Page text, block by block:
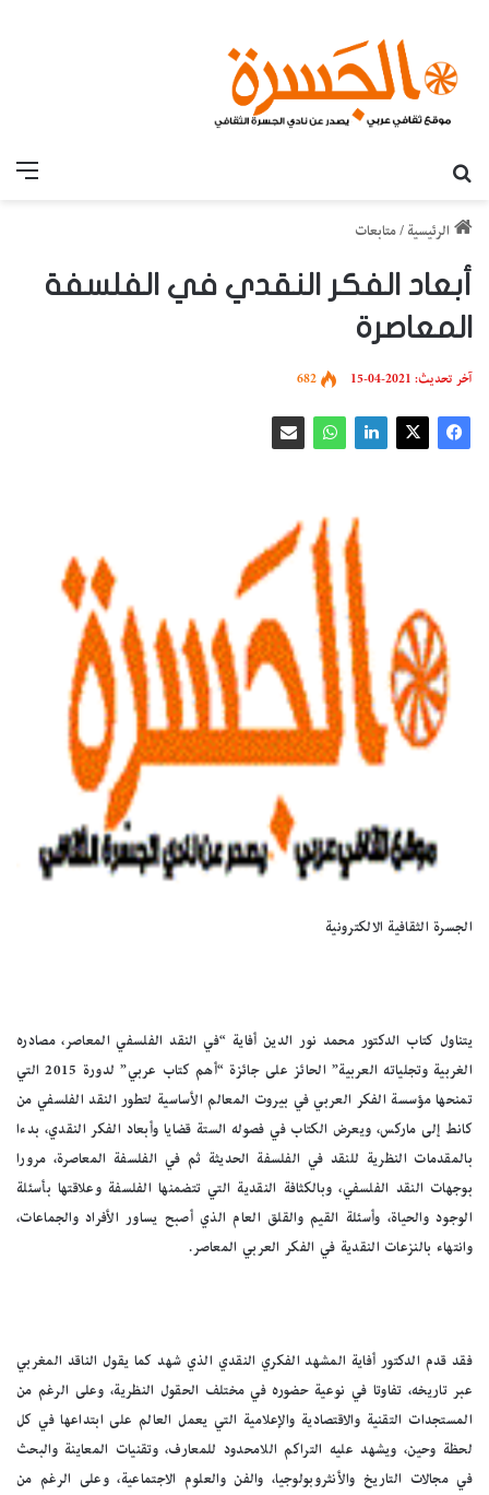
الرئيسية /متابعات
أبعاد الفكر النقدي في الفلسفة
المعاصرة
آخر تحديث: 2021-04-15 682
الجسرة الثقافية الالكترونية
يتناول كتاب الدكتور محمد نور الدين أفاية “في النقد الفلسفي المعاصر، مصادره
الغربية وتجلياته العربية” الحائز على جائزة “أهم كتاب عربي” لدورة 2015 التي
تمنحها مؤسسة الفكر العربي في بيروت المعالم الأساسية لتطور النقد الفلسفي من
كانط إلى ماركس، ويعرض الكتاب في فصوله الستة قضايا وأبعاد الفكر النقدي، بدءا
بالمقدمات النظرية للنقد في الفلسفة الحديثة ثم في الفلسفة المعاصرة، مرورا
بوجهات النقد الفلسفي، وبالكثافة النقدية التي تتضمنها الفلسفة وعلاقتها بأسئلة
الوجود والحياة، وأسئلة القيم والقلق العام الذي أصبح يساور الأفراد والجماعات،
وانتهاء بالنزعات النقدية في الفكر العربي المعاصر.
فقد قدم الدكتور أفاية المشهد الفكري النقدي الذي شهد كما يقول الناقد المغربي
عبر تاريخه، تفاوتا في نوعية حضوره في مختلف الحقول النظرية، وعلى الرغم من
المستجدات التقنية والاقتصادية والإعلامية التي يعمل العالم على ابتداعها في كل
لحظة وحين، ويشهد عليه التراكم اللامحدود للمعارف، وتقنيات المعاينة والبحث
في مجالات التاريخ والأنثروبولوجيا، والفن والعلوم الاجتماعية، وعلى الرغم من